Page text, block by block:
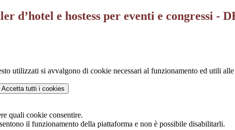
d’hotel e hostess per eventi e congressi -
utilizzati si avvalgono di cookie necessari al funzionamento ed utili
Accetta tutti i cookies
quali cookie consentire.
il funzionamento della piattaforma e non è possibile disabilitarli.